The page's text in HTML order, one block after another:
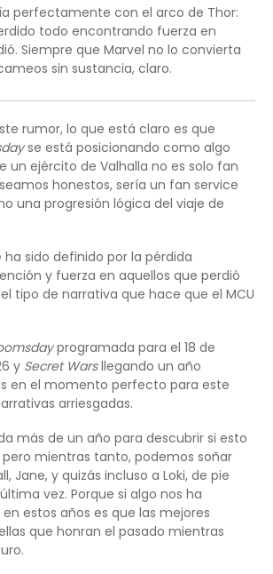
perfectamente con el arco de Thor:
todo encontrando fuerza en
Siempre que Marvel no lo convierta
sin sustancia, claro.
rumor, lo que está claro es que
se está posicionando como algo
un ejército de Valhalla no es solo fan
honestos, sería un fan service
una progresión lógica del viaje de
ha sido definido por la pérdida
y fuerza en aquellos que perdió
tipo de narrativa que hace que el MCU
programada para el 18 de
y Secret Warsllegando un año
en el momento perfecto para este
arriesgadas.
más de un año para descubrir si esto
mientras tanto, podemos soñar
Jane, y quizás incluso a Loki, de pie
vez. Porque si algo nos ha
estos años es que las mejores
que honran el pasado mientras